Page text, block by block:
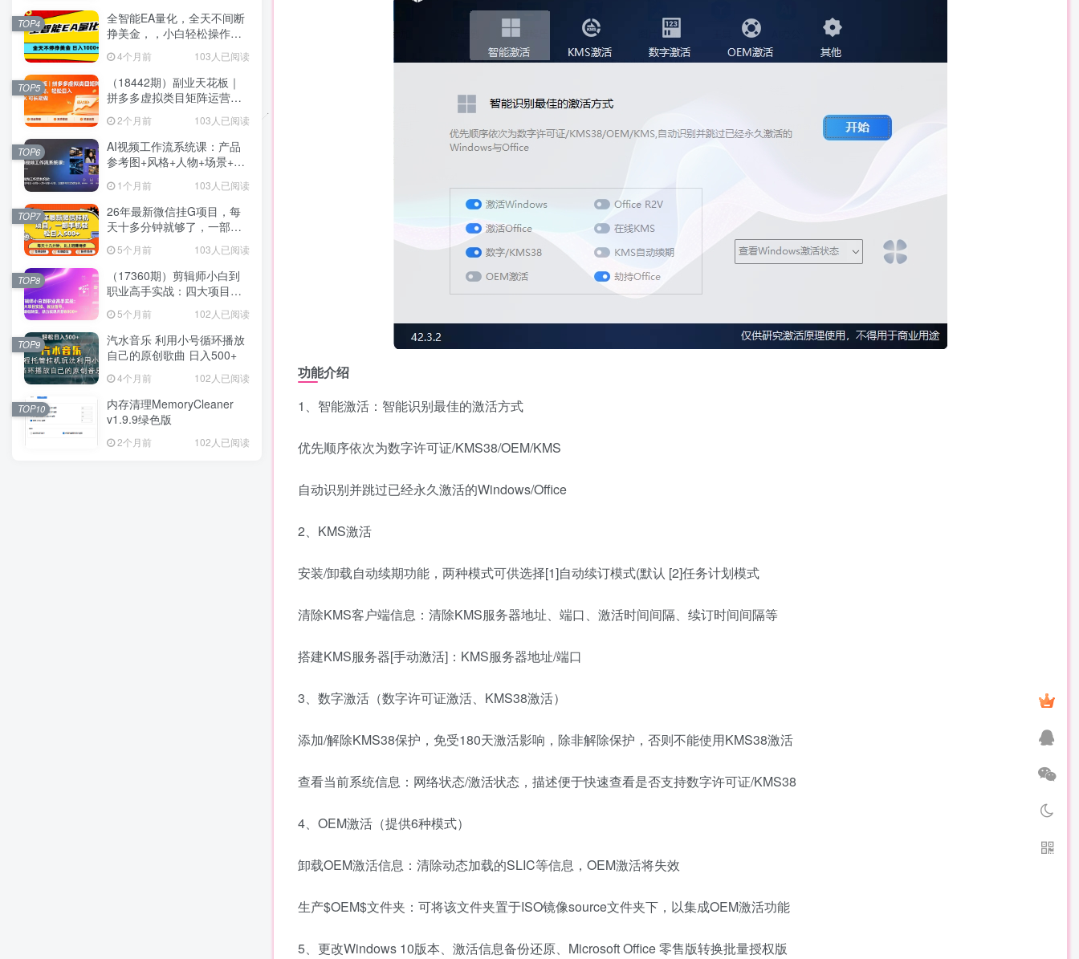
功能介绍
1、智能激活：智能识别最佳的激活方式
优先顺序依次为数字许可证/KMS38/OEM/KMS
自动识别并跳过已经永久激活的Windows/Office
2、KMS激活
安装/卸载自动续期功能，两种模式可供选择[1]自动续订模式(默认 [2]任务计划模式
清除KMS客户端信息：清除KMS服务器地址、端口、激活时间间隔、续订时间间隔等
搭建KMS服务器[手动激活]：KMS服务器地址/端口
3、数字激活（数字许可证激活、KMS38激活）
添加/解除KMS38保护，免受180天激活影响，除非解除保护，否则不能使用KMS38激活
查看当前系统信息：网络状态/激活状态，描述便于快速查看是否支持数字许可证/KMS38
4、OEM激活（提供6种模式）
卸载OEM激活信息：清除动态加载的SLIC等信息，OEM激活将失效
生产$OEM$文件夹：可将该文件夹置于ISO镜像source文件夹下，以集成OEM激活功能
5、更改Windows 10版本、激活信息备份还原、Microsoft Office 零售版转换批量授权版
全智能EA量化，全天不间断
挣美金，，小白轻松操作，
日入1000+
4个月前 103人已阅读
TOP4
（18442期）副业天花板｜
拼多多虚拟类目矩阵运营全
攻略，轻松日入 1K 可长期
做2个月前 103人已阅读
TOP5
AI视频工作流系统课：产品
参考图+风格+人物+场景+分
统，稳定产出高质量视频
1个月前 103人已阅读
TOP6
26年最新微信挂G项目，每
天十多分钟就够了，一部手
5个月前 103人已阅读
TOP7
（17360期）剪辑师小白到
职业高手实战：四大项目实
型，助力实现月薪8000+
5个月前 102人已阅读
TOP8
汽水音乐 利用小号循环播放
自己的原创歌曲 日入500+
4个月前 102人已阅读
TOP9
内存清理MemoryCleaner
v1.9.9绿色版
2个月前 102人已阅读
TOP10